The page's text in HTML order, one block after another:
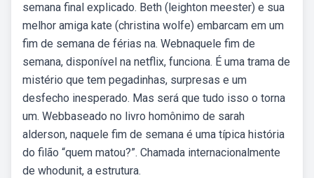
semana final explicado. Beth (leighton meester) e sua
melhor amiga kate (christina wolfe) embarcam em um
fim de semana de férias na. Webnaquele fim de
semana, disponível na netflix, funciona. É uma trama de
mistério que tem pegadinhas, surpresas e um
desfecho inesperado. Mas será que tudo isso o torna
um. Webbaseado no livro homônimo de sarah
alderson, naquele fim de semana é uma típica história
do filão “quem matou?”. Chamada internacionalmente
de whodunit, a estrutura.